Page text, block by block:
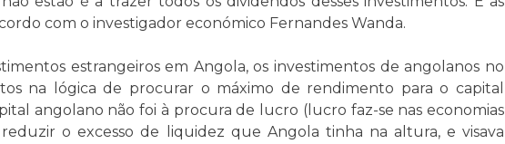
com o investigador económico Fernandes Wanda.
estrangeiros em Angola, os investimentos de angolanos no
na lógica de procurar o máximo de rendimento para o capital
angolano não foi à procura de lucro (lucro faz-se nas economias
o excesso de liquidez que Angola tinha na altura, e visava